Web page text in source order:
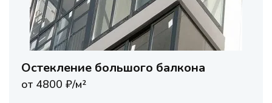
Остекление большого балкона
от 4800 ₽/м²